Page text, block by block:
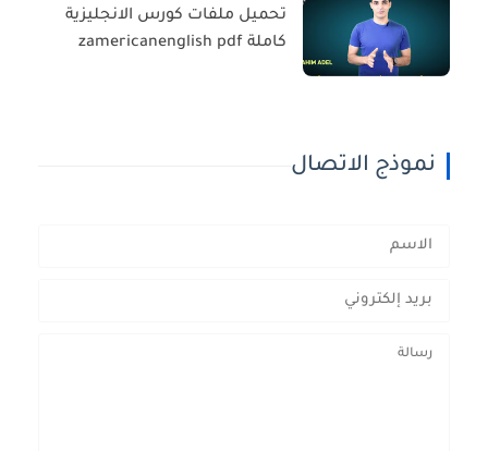
تحميل ملفات كورس الانجليزية
كاملة zamericanenglish pdf
نموذج الاتصال